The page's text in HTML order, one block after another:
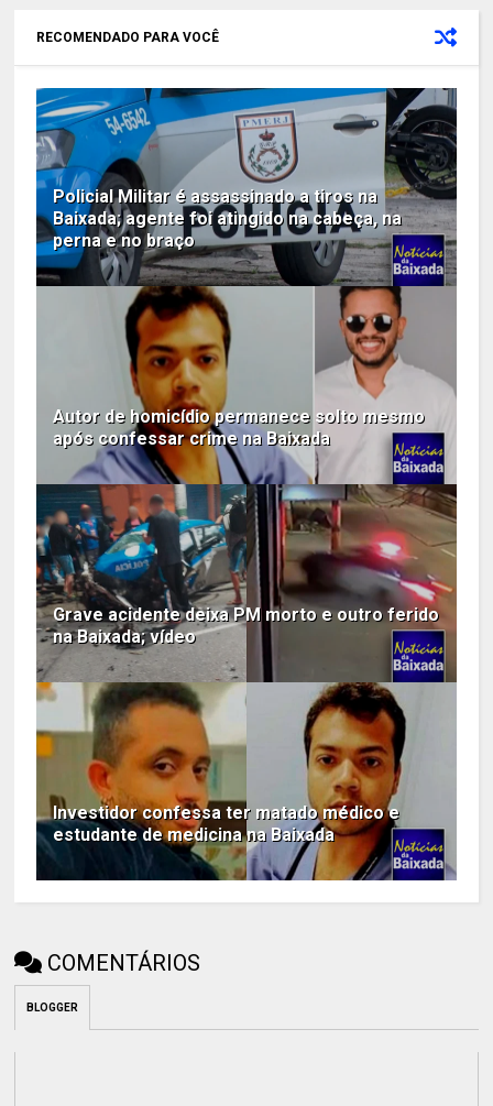
RECOMENDADO PARA VOCÊ
Policial Militar é assassinado a tiros na
Baixada; agente foi atingido na cabeça, na
perna e no braço
Autor de homicídio permanece solto mesmo
após confessar crime na Baixada
Grave acidente deixa PM morto e outro ferido
na Baixada; vídeo
Investidor confessa ter matado médico e
estudante de medicina na Baixada
COMENTÁRIOS
BLOGGER